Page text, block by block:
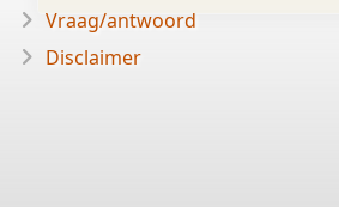
Vraag/antwoord
Disclaimer